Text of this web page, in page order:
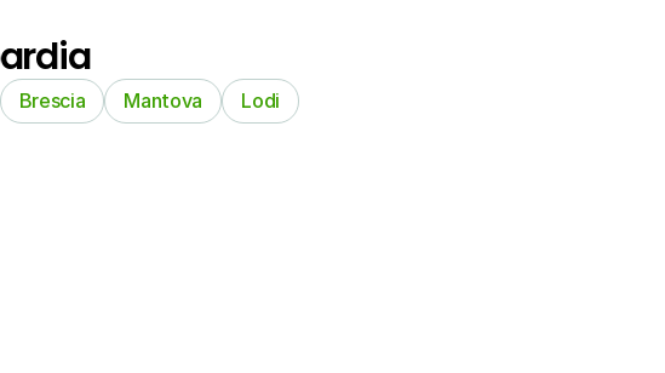
Brescia Mantova
Lodi